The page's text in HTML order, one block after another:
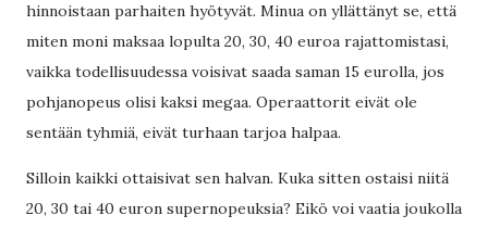
hinnoistaan parhaiten hyötyvät. Minua on yllättänyt se, että
miten moni maksaa lopulta 20, 30, 40 euroa rajattomistasi,
vaikka todellisuudessa voisivat saada saman 15 eurolla, jos
pohjanopeus olisi kaksi megaa. Operaattorit eivät ole
sentään tyhmiä, eivät turhaan tarjoa halpaa.
Silloin kaikki ottaisivat sen halvan. Kuka sitten ostaisi niitä
20, 30 tai 40 euron supernopeuksia? Eikö voi vaatia joukolla